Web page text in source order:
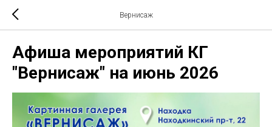
Вернисаж
Афиша мероприятий КГ
"Вернисаж" на июнь 2026